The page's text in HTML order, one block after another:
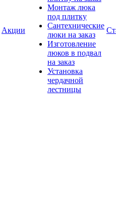
Акции
Монтаж люка
под плитку
Сантехнические
люки на заказ
Изготовление
люков в подвал
на заказ
Установка
чердачной
лестницы